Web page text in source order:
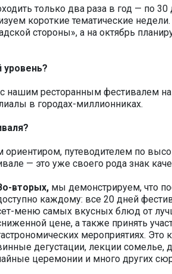
только два раза в год — по
короткие тематические
стороны», а на октябрь
уровень?
нашим ресторанным фестивалем
в городах-миллионниках.
путеводителем по
— это уже своего рода знак
вторых, мы демонстрируем, что
каждому: все 20 дней
меню самых вкусных блюд от
цене, а также принять
мероприятиях. Это
дегустации, лекции сомелье,
церемонии и много других